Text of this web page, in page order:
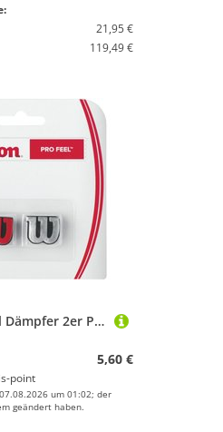
21,95 €
119,49 €
Wilson Pro Feel Dämpfer 2er Pack - Silber, Rot
5,60 €
point
um 01:02; der
geändert haben.